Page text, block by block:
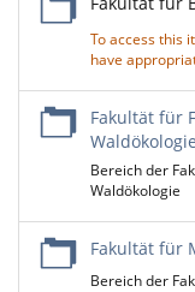
To access this
have
Fakultät für
Waldökologie
Bereich der
Waldökologie
Fakultät für
Bereich der